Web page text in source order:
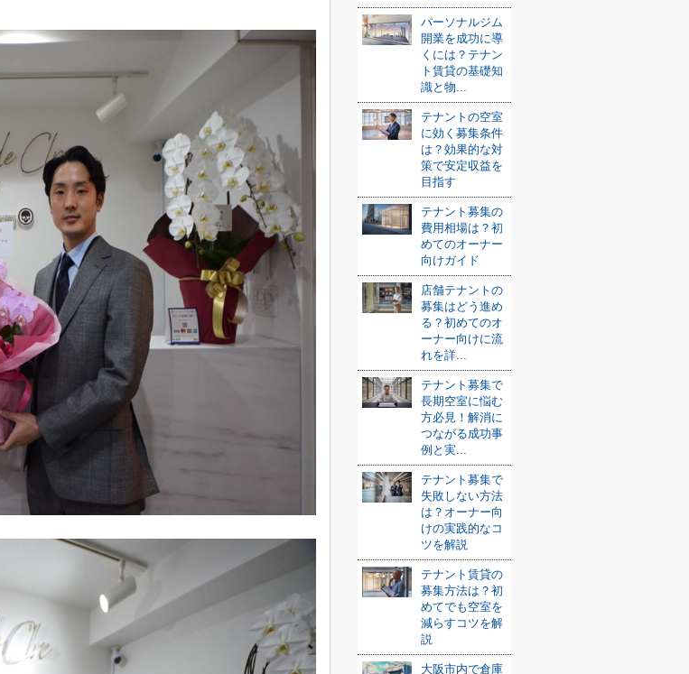
パーソナルジム
開業を成功に導
くには？テナン
ト賃貸の基礎知
識と物...
テナントの空室
に効く募集条件
は？効果的な対
策で安定収益を
目指す
テナント募集の
費用相場は？初
めてのオーナー
向けガイド
店舗テナントの
募集はどう進め
る？初めてのオ
ーナー向けに流
れを詳...
テナント募集で
長期空室に悩む
方必見！解消に
つながる成功事
例と実...
テナント募集で
失敗しない方法
は？オーナー向
けの実践的なコ
ツを解説
テナント賃貸の
募集方法は？初
めてでも空室を
減らすコツを解
説
大阪市内で倉庫